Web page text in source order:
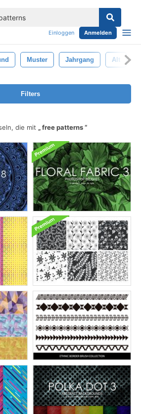
Einloggen Anmelden
Muster Jahrgang Alt
Filters
die mit
free patterns